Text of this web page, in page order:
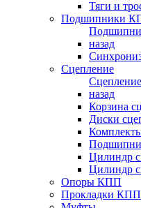
Тяги и
Подшипники
назад
Сцепление
Сцепление
назад
Корзина
Диски
Цилиндр
Цилиндр
Опоры КПП
Прокладки КПП